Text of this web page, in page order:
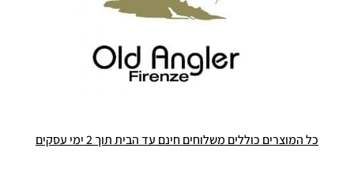
כל המוצרים כוללים משלוחים חינם עד הבית תוך 2 ימי עסקים